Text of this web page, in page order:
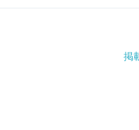
掲